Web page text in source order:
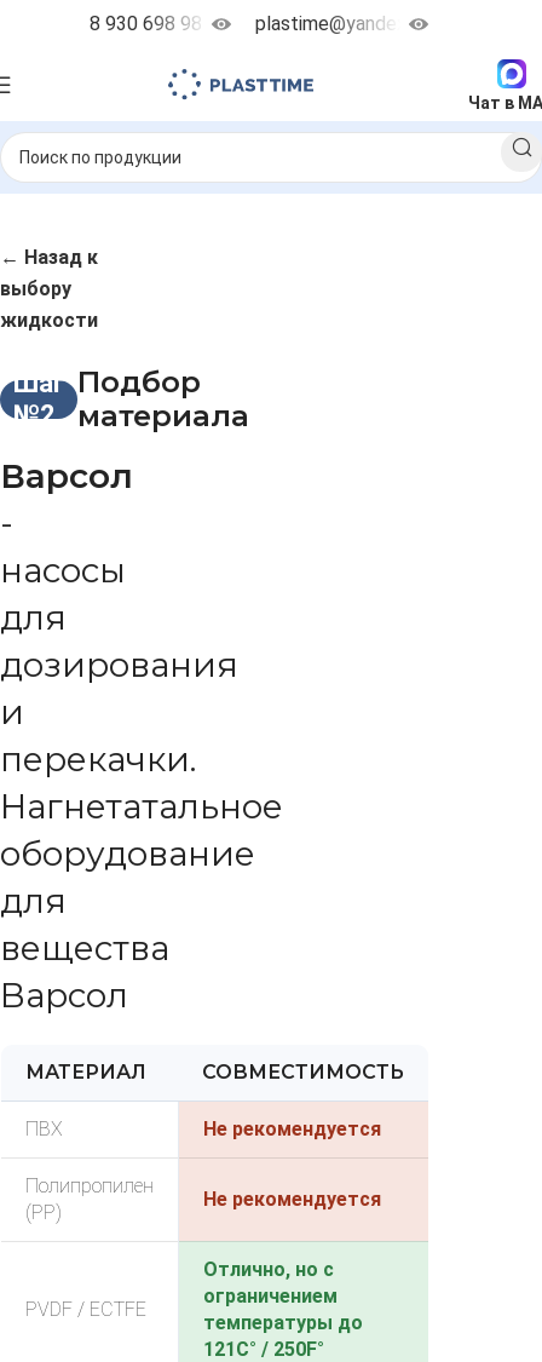
8 930 698 98 38 plastime@yandex.ru
Чат в
← Назад к
выбору
жидкости
Шаг
№2
Подбор
материала
Варсол
-
насосы
для
дозирования
и
перекачки.
Нагнетатальное
оборудование
для
вещества
Варсол
МАТЕРИАЛ СОВМЕСТИМОСТЬ
ПВХ Не рекомендуется
Полипропилен
(PP)
Не рекомендуется
PVDF / ECTFE
Отлично, но с
ограничением
температуры до
121C° / 250F°